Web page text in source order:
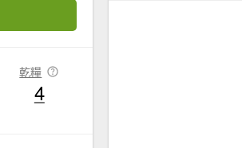
乾糧
4